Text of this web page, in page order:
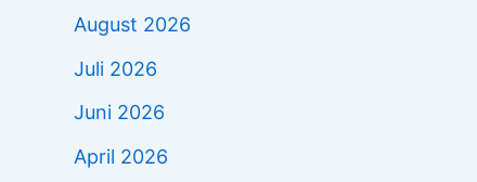
August 2026
Juli 2026
Juni 2026
April 2026